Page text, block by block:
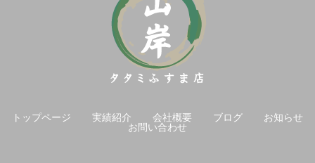
トップページ 実績紹介 会社概要 ブログ
お知らせ
お問い合わせ